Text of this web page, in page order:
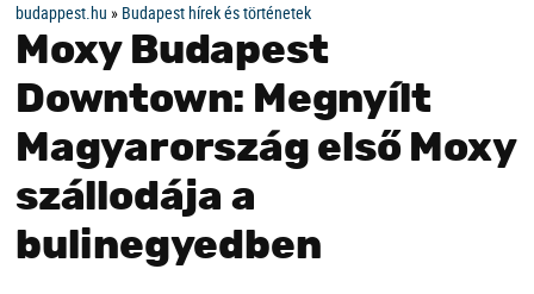
budappest.hu » Budapest hírek és történetek
Moxy Budapest
Downtown: Megnyílt
Magyarország első Moxy
szállodája a
bulinegyedben